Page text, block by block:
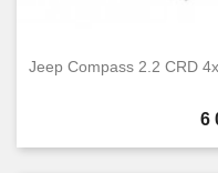
Jeep Compass 2.2 CRD
6